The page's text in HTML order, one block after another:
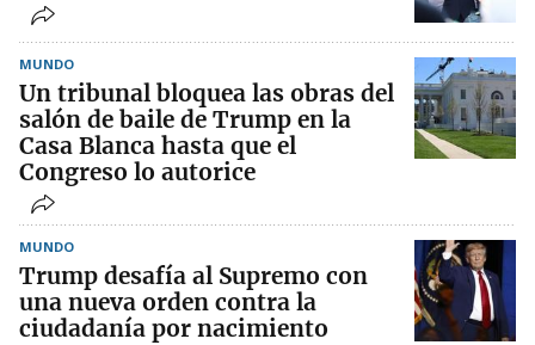
MUNDO
Un tribunal bloquea las obras del
salón de baile de Trump en la
Casa Blanca hasta que el
Congreso lo autorice
MUNDO
Trump desafía al Supremo con
una nueva orden contra la
ciudadanía por nacimiento